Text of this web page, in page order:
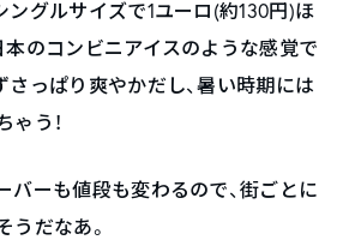
ングルサイズで1ユーロ(約130円)ほ
本のコンビニアイスのような感覚で
さっぱり爽やかだし、暑い時期には
う！
バーも値段も変わるので、街ごとに
うだなあ。